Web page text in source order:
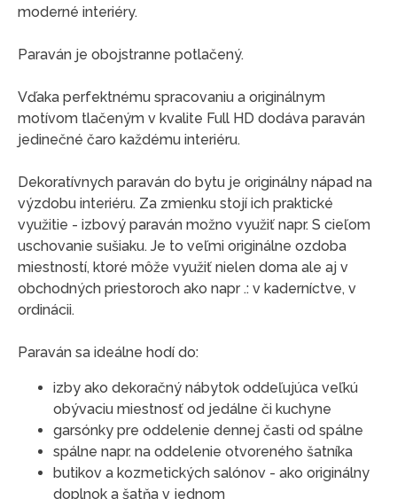
moderné interiéry.
Paraván je obojstranne potlačený.
Vďaka perfektnému spracovaniu a originálnym
motívom tlačeným v kvalite Full HD dodáva paraván
jedinečné čaro každému interiéru.
Dekoratívnych paraván do bytu je originálny nápad na
výzdobu interiéru. Za zmienku stojí ich praktické
využitie - izbový paraván možno využiť napr. S cieľom
uschovanie sušiaku. Je to veľmi originálne ozdoba
miestností, ktoré môže využiť nielen doma ale aj v
obchodných priestoroch ako napr .: v kaderníctve, v
ordinácii.
Paraván sa ideálne hodí do:
izby ako dekoračný nábytok oddeľujúca veľkú
obývaciu miestnosť od jedálne či kuchyne
garsónky pre oddelenie dennej časti od spálne
spálne napr. na oddelenie otvoreného šatníka
butikov a kozmetických salónov - ako originálny
doplnok a šatňa v jednom